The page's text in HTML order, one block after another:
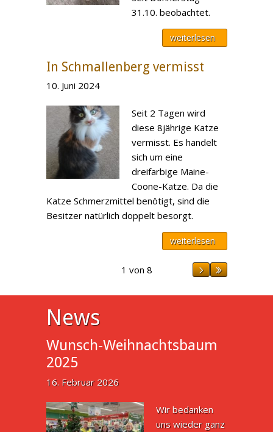
31.10. beobachtet.
weiterlesen
In Schmallenberg vermisst
10. Juni 2024
Seit 2 Tagen wird
diese 8jährige Katze
vermisst. Es handelt
sich um eine
dreifarbige Maine-
Coone-Katze. Da die
Katze Schmerzmittel benötigt, sind die
Besitzer natürlich doppelt besorgt.
weiterlesen
1 von 8
News
Wunsch-Weihnachtsbaum
2025
16. Februar 2026
Wir bedanken
uns wieder ganz